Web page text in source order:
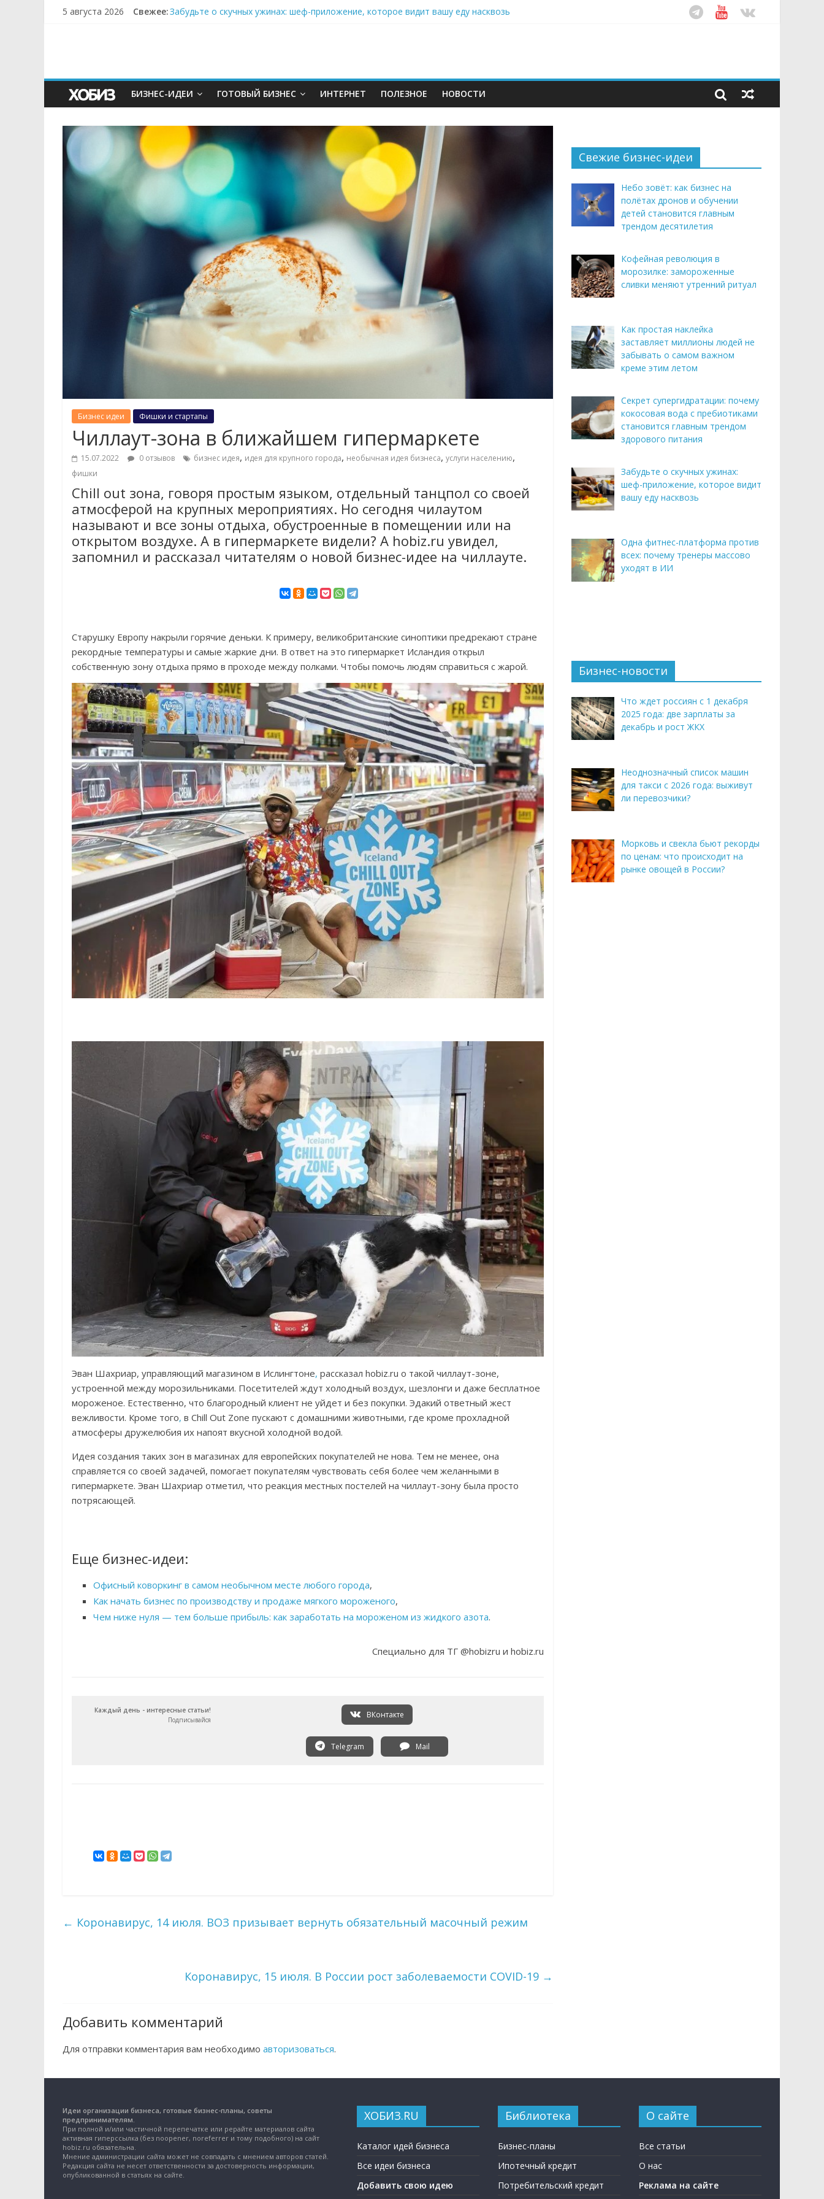
5 августа 2026 Свежее:Забудьте о скучных ужинах: шеф-приложение, которое видит вашу еду насквозь
БИЗНЕС-ИДЕИ ГОТОВЫЙ БИЗНЕС ИНТЕРНЕТ ПОЛЕЗНОЕ НОВОСТИ
Бизнес идеи Фишки и стартапы
Чиллаут-зона в ближайшем гипермаркете
15.07.2022 0 отзывов бизнес идея, идея для крупного города, необычная идея бизнеса, услуги населению,
фишки
Chill out зона, говоря простым языком, отдельный танцпол со своей
атмосферой на крупных мероприятиях. Но сегодня чилаутом
называют и все зоны отдыха, обустроенные в помещении или на
открытом воздухе. А в гипермаркете видели? А hobiz.ru увидел,
запомнил и рассказал читателям о новой бизнес-идее на чиллауте.
Старушку Европу накрыли горячие деньки. К примеру, великобританские синоптики предрекают стране
рекордные температуры и самые жаркие дни. В ответ на это гипермаркет Исландия открыл
собственную зону отдыха прямо в проходе между полками. Чтобы помочь людям справиться с жарой.
Эван Шахриар, управляющий магазином в Ислингтоне, рассказал hobiz.ru о такой чиллаут-зоне,
устроенной между морозильниками. Посетителей ждут холодный воздух, шезлонги и даже бесплатное
мороженое. Естественно, что благородный клиент не уйдет и без покупки. Эдакий ответный жест
вежливости. Кроме того, в Chill Out Zone пускают с домашними животными, где кроме прохладной
атмосферы дружелюбия их напоят вкусной холодной водой.
Идея создания таких зон в магазинах для европейских покупателей не нова. Тем не менее, она
справляется со своей задачей, помогает покупателям чувствовать себя более чем желанными в
гипермаркете. Эван Шахриар отметил, что реакция местных постелей на чиллаут-зону была просто
потрясающей.
Еще бизнес-идеи:
Офисный коворкинг в самом необычном месте любого города,
Как начать бизнес по производству и продаже мягкого мороженого,
Чем ниже нуля — тем больше прибыль: как заработать на мороженом из жидкого азота.
Специально для ТГ @hobizru и hobiz.ru
Каждый день - интересные статьи!
Подписывайся
ВКонтакте
Telegram Mail
← Коронавирус, 14 июля. ВОЗ призывает вернуть обязательный масочный режим
Коронавирус, 15 июля. В России рост заболеваемости COVID-19 →
Добавить комментарий
Для отправки комментария вам необходимо авторизоваться.
Свежие бизнес-идеи
Небо зовёт: как бизнес на
полётах дронов и обучении
детей становится главным
трендом десятилетия
Кофейная революция в
морозилке: замороженные
сливки меняют утренний ритуал
Как простая наклейка
заставляет миллионы людей не
забывать о самом важном
креме этим летом
Секрет супергидратации: почему
кокосовая вода с пребиотиками
становится главным трендом
здорового питания
Забудьте о скучных ужинах:
шеф-приложение, которое видит
вашу еду насквозь
Одна фитнес-платформа против
всех: почему тренеры массово
уходят в ИИ
Бизнес-новости
Что ждет россиян с 1 декабря
2025 года: две зарплаты за
декабрь и рост ЖКХ
Неоднозначный список машин
для такси с 2026 года: выживут
ли перевозчики?
Морковь и свекла бьют рекорды
по ценам: что происходит на
рынке овощей в России?
Идеи организации бизнеса, готовые бизнес-планы, советы
предпринимателям.
При полной и/или частичной перепечатке или рерайте материалов сайта
активная гиперссылка (без noopener, noreferrer и тому подобного) на сайт
hobiz.ru обязательна.
Мнение администрации сайта может не совпадать с мнением авторов статей.
Редакция сайта не несет ответственности за достоверность информации,
опубликованной в статьях на сайте.
ХОБИЗ.RU
Каталог идей бизнеса
Все идеи бизнеса
Добавить свою идею
Библиотека
Бизнес-планы
Ипотечный кредит
Потребительский кредит
О сайте
Все статьи
О нас
Реклама на сайте